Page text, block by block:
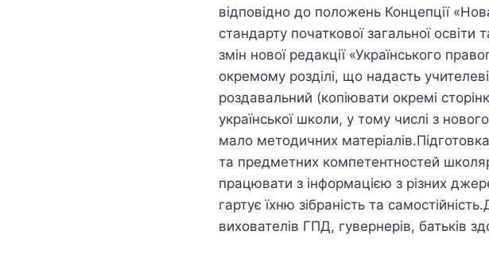
відповідно до положень Концепції
стандарту початкової загальної
змін нової редакції «Українського
окремому розділі, що надасть
роздавальний (копіювати окремі
української школи, у тому числі з
мало методичних
та предметних компетентностей
працювати з інформацією з різних
гартує їхню зібраність та
вихователів ГПД, гувернерів, батьків